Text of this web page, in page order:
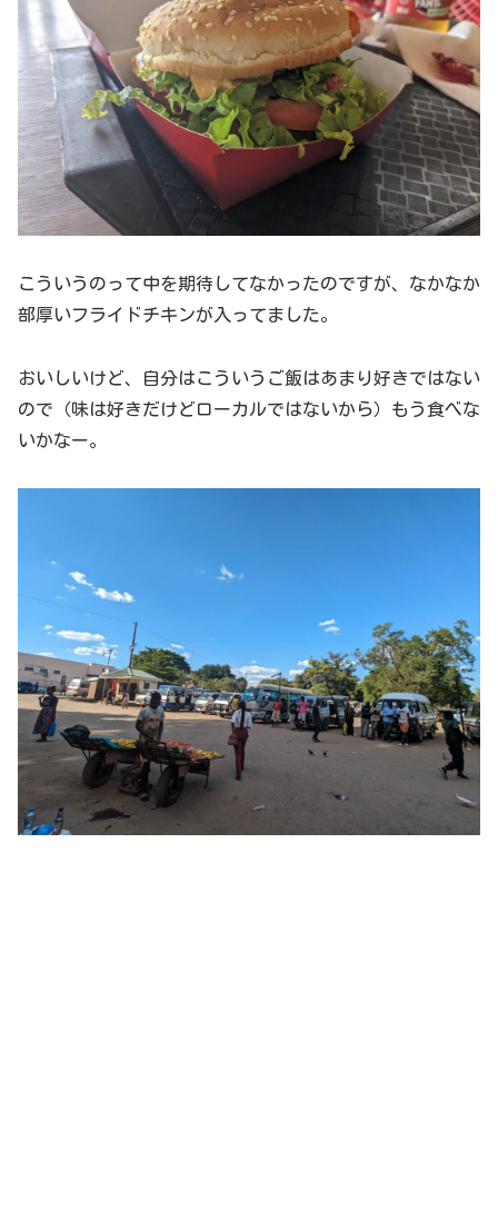
こういうのって中を期待してなかったのですが、なかなか
部厚いフライドチキンが入ってました。
おいしいけど、自分はこういうご飯はあまり好きではない
ので（味は好きだけどローカルではないから）もう食べな
いかなー。